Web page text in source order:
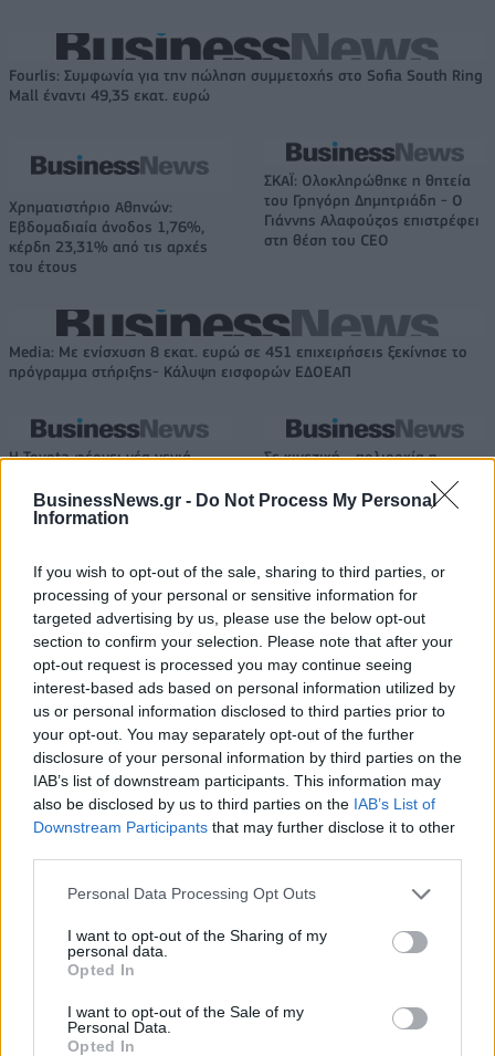
BusinessNews.gr - Do Not Process My Personal
Information
If you wish to opt-out of the sale, sharing to third parties, or
processing of your personal or sensitive information for
targeted advertising by us, please use the below opt-out
section to confirm your selection. Please note that after your
opt-out request is processed you may continue seeing
interest-based ads based on personal information utilized by
us or personal information disclosed to third parties prior to
your opt-out. You may separately opt-out of the further
disclosure of your personal information by third parties on the
IAB’s list of downstream participants. This information may
also be disclosed by us to third parties on the IAB’s List of
Downstream Participants that may further disclose it to other
Personal Data Processing Opt Outs
I want to opt-out of the Sharing of my
personal data.
Opted In
I want to opt-out of the Sale of my
Personal Data.
Opted In
Fourlis: Συμφωνία για την πώληση συμμετοχής στο Sofia South Ring
Mall έναντι 49,35 εκατ. ευρώ
Χρηματιστήριο Αθηνών:
Εβδομαδιαία άνοδος 1,76%,
κέρδη 23,31% από τις αρχές
του έτους
ΣΚΑΪ: Ολοκληρώθηκε η θητεία
του Γρηγόρη Δημητριάδη - Ο
Γιάννης Αλαφούζος επιστρέφει
στη θέση του CEO
Media: Με ενίσχυση 8 εκατ. ευρώ σε 451 επιχειρήσεις ξεκίνησε το
πρόγραμμα στήριξης- Κάλυψη εισφορών ΕΔΟΕΑΠ
Η Toyota φέρνει νέα γενιά
Σε κινεζική… πολιορκία η
αυτοκινητοβιομηχανία
Νέο Audi A2 e-tron με στόχο την κορυφή της αποδοτικότητας
Σασλόγλου: «Ξεχνάμε ό,τι έγινε
και προχωράμε»
Εθνική Κορασίδων: Νίκησε με
74-65 τη Δανία και παίζει
ημιτελικό με τη Νορβηγία
Ελληνική Αναπτυξιακή Τράπεζα: Με «προίκα» 2 δισ. ευρώ ανοίγει
δρόμο για δάνεια έως 5 δισ. σε μικρομεσαίες
εκατ. ευρώ και αύξηση κερδών
57% - Τα νέα στοιχήματα σε
low & non alcohol
Χρηματοοικονομικός
ενέργειας